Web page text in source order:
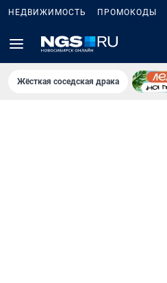
НЕДВИЖИМОСТЬ ПРОМОКОДЫ
Жёсткая соседская драка